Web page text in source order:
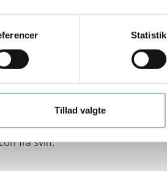
Statistik
Tillad valgte
Så de bliver up side down.
fra svin.